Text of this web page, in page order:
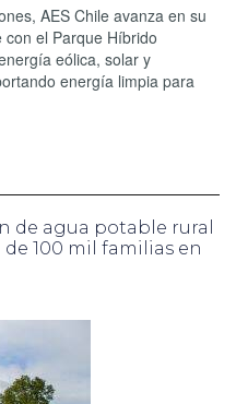
AES Chile avanza en su
el Parque Híbrido
eólica, solar y
energía limpia para
de agua potable rural
100 mil familias en